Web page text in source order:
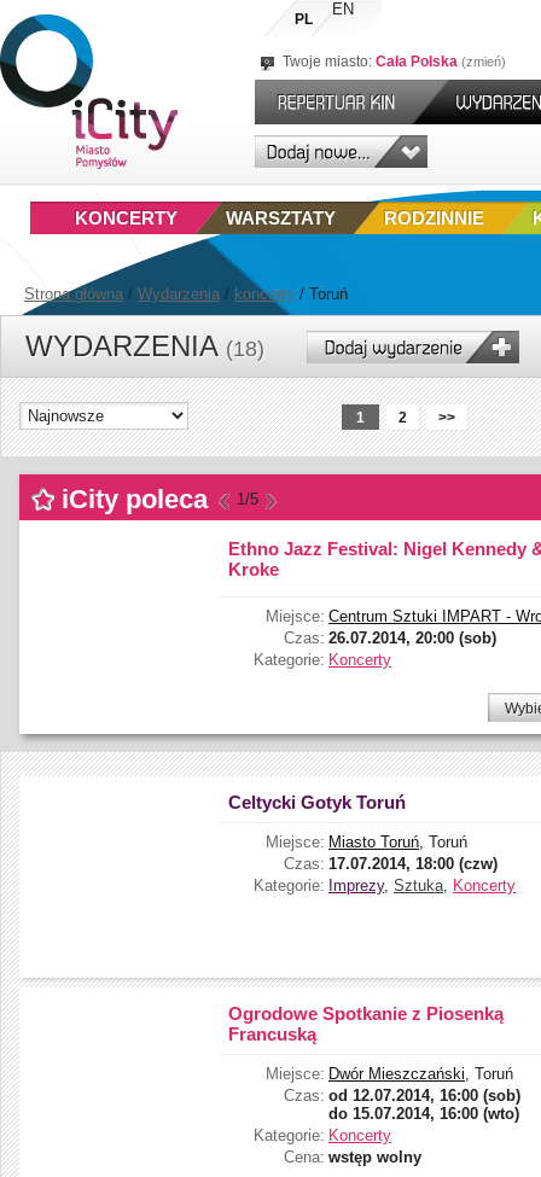
PL
EN
Twoje miasto: Cała Polska zmień
RODZINNIE
WARSZTATY
KONCERTY
Strona główna / Wydarzenia / koncerty / Toruń
WYDARZENIA (18)
1 2 >>
iCity poleca
Ethno Jazz Festival: Nigel Kennedy
Kroke
Miejsce: Centrum Sztuki IMPART -
Czas: 26.07.2014, 20:00 (sob)
Kategorie: Koncerty
1/5
Celtycki Gotyk Toruń
Miejsce: Miasto Toruń, Toruń
Czas: 17.07.2014, 18:00 (czw)
Kategorie: Imprezy, Sztuka, Koncerty
Ogrodowe Spotkanie z Piosenką
Francuską
Miejsce: Dwór Mieszczański, Toruń
Czas: od 12.07.2014, 16:00 (sob)
do 15.07.2014, 16:00 (wto)
Kategorie: Koncerty
Cena: wstęp wolny